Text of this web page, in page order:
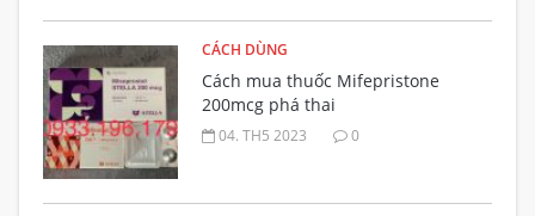
CÁCH DÙNG
Cách mua thuốc Mifepristone
200mcg phá thai
04. TH5 2023 0